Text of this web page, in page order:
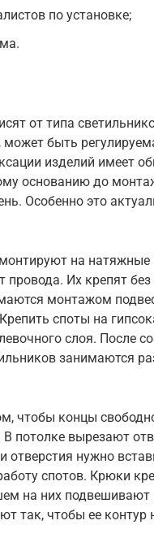
по установке;
от типа
может быть
изделий имеет
основанию до
Особенно это
на натяжные
Их крепят
монтажом
споты на
слоя. После
занимаются
чтобы концы
В потолке вырезают
отверстия нужно
спотов. Крюки
на них подвешивают
так, чтобы ее контур